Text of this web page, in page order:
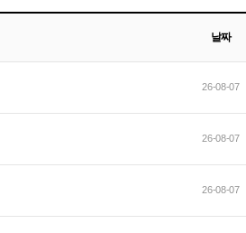
날짜
26-08-07
26-08-07
26-08-07